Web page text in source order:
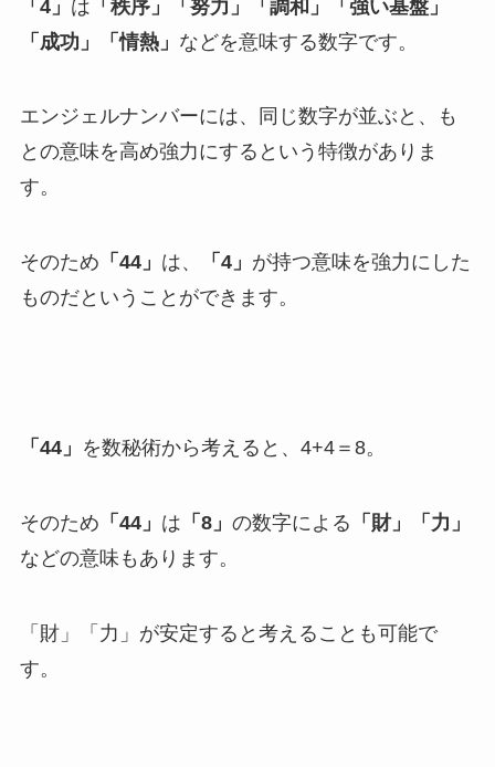
「4」 は 「秩序」「努力」「調和」「強い基盤」
「成功」「情熱」 などを意味する数字です。
エンジェルナンバーには、同じ数字が並ぶと、も
との意味を高め強力にするという特徴がありま
す。
そのため 「44」 は、 「4」 が持つ意味を強力にした
ものだということができます。
「44」 を数秘術から考えると、4+4＝8。
そのため 「44」 は 「8」 の数字による 「財」「力」
などの意味もあります。
「財」「力」が安定すると考えることも可能で
す。